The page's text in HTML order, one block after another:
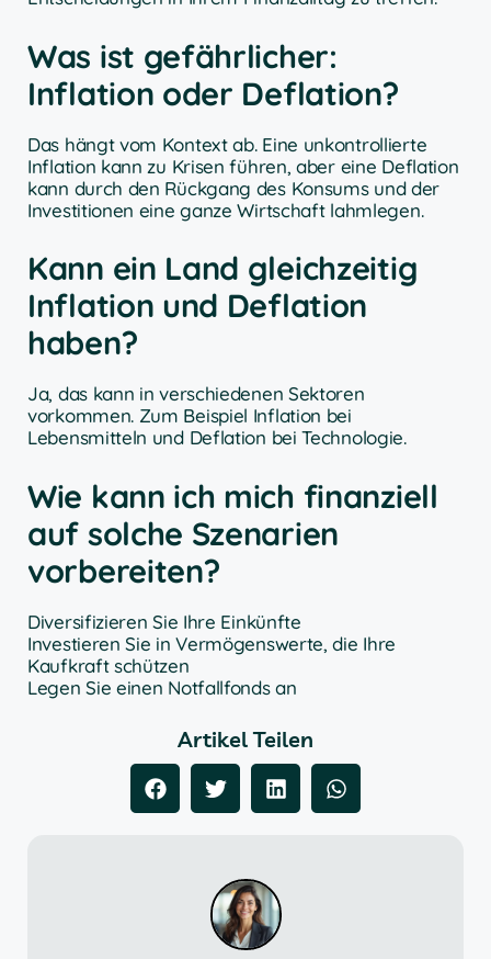
Was ist gefährlicher:
Inflation oder Deflation?
Das hängt vom Kontext ab. Eine unkontrollierte
Inflation kann zu Krisen führen, aber eine Deflation
kann durch den Rückgang des Konsums und der
Investitionen eine ganze Wirtschaft lahmlegen.
Kann ein Land gleichzeitig
Inflation und Deflation
haben?
Ja, das kann in verschiedenen Sektoren
vorkommen. Zum Beispiel Inflation bei
Lebensmitteln und Deflation bei Technologie.
Wie kann ich mich finanziell
auf solche Szenarien
vorbereiten?
Diversifizieren Sie Ihre Einkünfte
Investieren Sie in Vermögenswerte, die Ihre
Kaufkraft schützen
Legen Sie einen Notfallfonds an
Artikel Teilen